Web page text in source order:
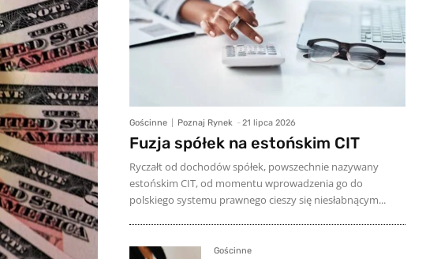
Gościnne Poznaj Rynek - 21 lipca 2026
Fuzja spółek na estońskim CIT
Ryczałt od dochodów spółek, powszechnie nazywany
estońskim CIT, od momentu wprowadzenia go do
polskiego systemu prawnego cieszy się niesłabnącym...
Gościnne